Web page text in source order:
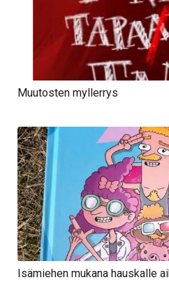
Muutosten myllerrys
Isämiehen mukana hauskalle